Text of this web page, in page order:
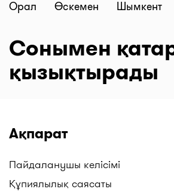
Орал
Өскемен Шымкент
Сонымен қатар
қызықтырады
Ақпарат
Пайдаланушы келісімі
Құпиялылық саясаты